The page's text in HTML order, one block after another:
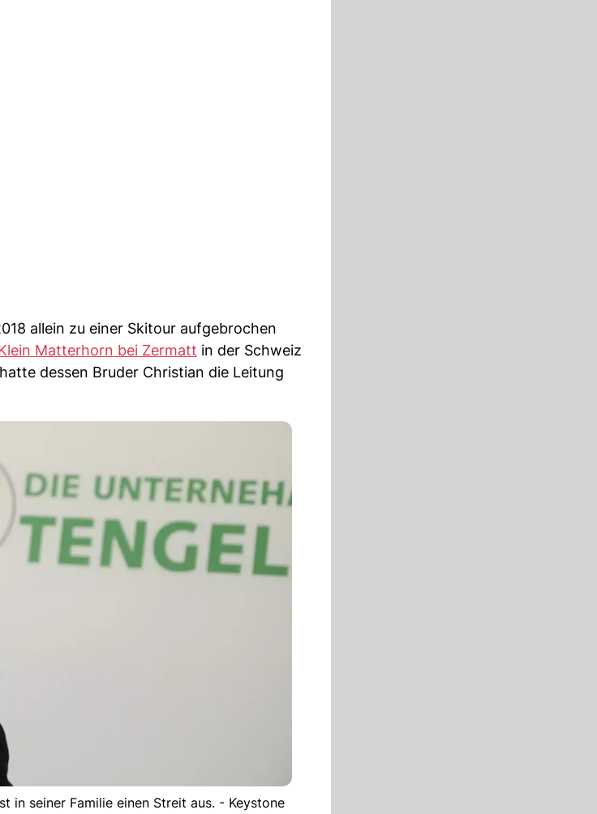
allein zu einer Skitour aufgebrochen
Matterhorn bei Zermatt in der Schweiz
dessen Bruder Christian die Leitung
in seiner Familie einen Streit aus. - Keystone